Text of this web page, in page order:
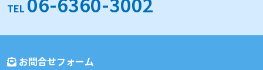
TEL
お問合せフォーム